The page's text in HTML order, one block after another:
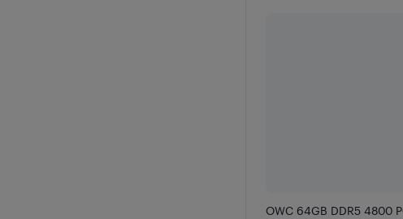
OWC 64GB DDR5 4800